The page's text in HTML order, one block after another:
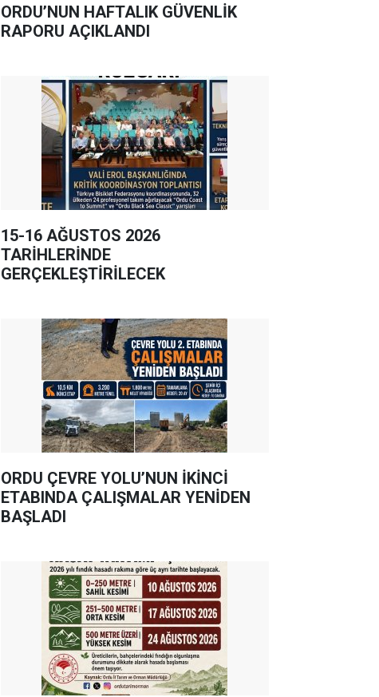
ORDU’NUN HAFTALIK GÜVENLİK
RAPORU AÇIKLANDI
15-16 AĞUSTOS 2026
TARİHLERİNDE
GERÇEKLEŞTİRİLECEK
ORDU ÇEVRE YOLU’NUN İKİNCİ
ETABINDA ÇALIŞMALAR YENİDEN
BAŞLADI